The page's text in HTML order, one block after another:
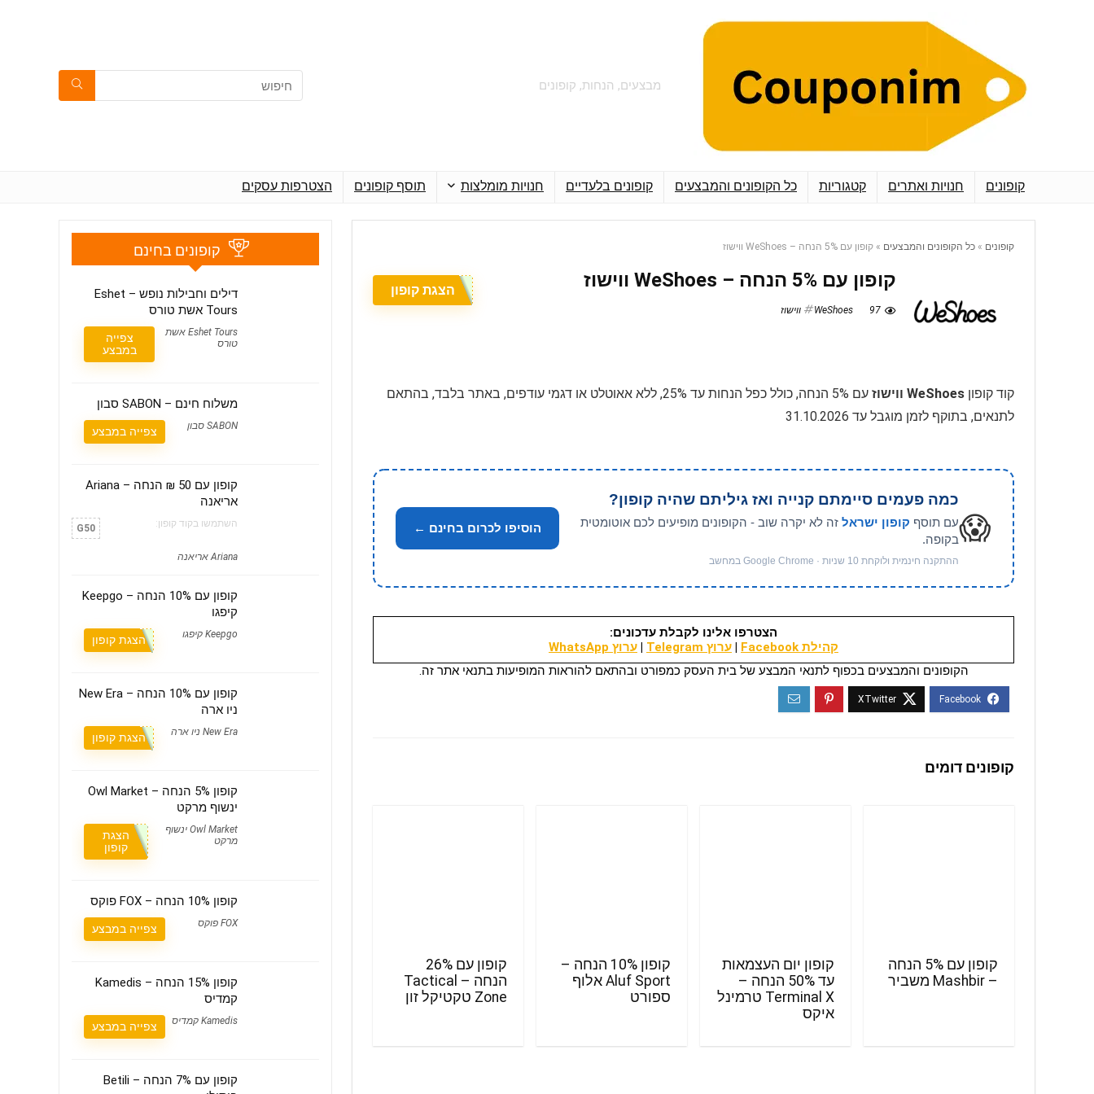
מבצעים, הנחות, קופונים
קופונים חנויות ואתרים קטגוריות כל הקופונים והמבצעים קופונים בלעדיים חנויות מומלצות תוסף קופונים הצטרפות עסקים
קופונים » כל הקופונים והמבצעים » קופון עם 5% הנחה – WeShoes ווישוז
קופון עם 5% הנחה – WeShoes ווישוז
97 WeShoes ווישוז
הצגת קופון
קוד קופון WeShoes ווישוז
עם 5% הנחה, כולל כפל הנחות עד 25%, ללא אאוטלט או דגמי עודפים, באתר בלבד, בהתאם
לתנאים, בתוקף לזמן מוגבל עד 31.10.2026
😱
כמה פעמים סיימתם קנייה ואז גיליתם שהיה קופון?
עם תוסף קופון ישראל זה לא יקרה שוב - הקופונים מופיעים לכם אוטומטית
בקופה.
ההתקנה חינמית ולוקחת 10 שניות · Google Chrome במחשב
הוסיפו לכרום בחינם ←
הצטרפו אלינו לקבלת עדכונים:
קהילת Facebook
| ערוץ Telegram | ערוץ WhatsApp
הקופונים והמבצעים בכפוף לתנאי המבצע של בית העסק כמפורט ובהתאם להוראות המופיעות בתנאי אתר זה.
קופונים דומים
קופון עם 5% הנחה
– Mashbir משביר
קופון יום העצמאות
עד 50% הנחה –
Terminal X טרמינל
איקס
קופון 10% הנחה –
Aluf Sport אלוף
ספורט
קופון עם 26%
הנחה – Tactical
Zone טקטיקל זון
קופונים בחינם
דילים וחבילות נופש – Eshet
Tours אשת טורס
Eshet Tours אשת
טורס
צפייה
במבצע
משלוח חינם – SABON סבון
SABON סבון צפייה במבצע
קופון עם 50 ₪ הנחה – Ariana
אריאנה
השתמשו בקוד קופון: G50
Ariana אריאנה
קופון עם 10% הנחה – Keepgo
קיפגו
Keepgo קיפגו הצגת קופון
קופון עם 10% הנחה – New Era
ניו ארה
New Era ניו ארה הצגת קופון
קופון 5% הנחה – Owl Market
ינשוף מרקט
Owl Market ינשוף
מרקט
הצגת
קופון
קופון 10% הנחה – FOX פוקס
FOX פוקס צפייה במבצע
קופון 15% הנחה – Kamedis
קמדיס
Kamedis קמדיס צפייה במבצע
קופון עם 7% הנחה – Betili